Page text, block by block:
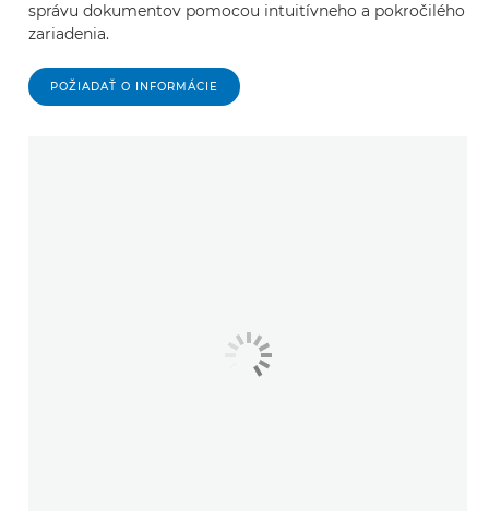
správu dokumentov pomocou intuitívneho a pokročilého
zariadenia.
POŽIADAŤ O INFORMÁCIE